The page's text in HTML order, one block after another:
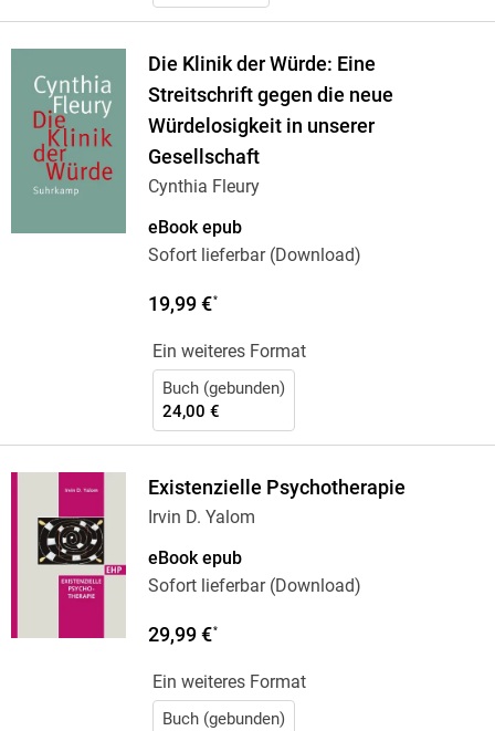
Die Klinik der Würde: Eine
Streitschrift gegen die neue
Würdelosigkeit in unserer
Gesellschaft
Cynthia Fleury
eBook epub
Sofort lieferbar (Download)
19,99 €*
Ein weiteres Format
Buch (gebunden)
24,00 €
Existenzielle Psychotherapie
Irvin D. Yalom
eBook epub
Sofort lieferbar (Download)
29,99 €*
Ein weiteres Format
Buch (gebunden)